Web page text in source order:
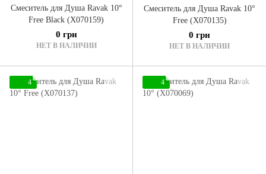
Смеситель для Душа Ravak 10°
Free Black (X070159)
0 грн
НЕТ В НАЛИЧИИ
Смеситель для Душа Ravak 10°
Free (X070135)
0 грн
НЕТ В НАЛИЧИИ
4 4